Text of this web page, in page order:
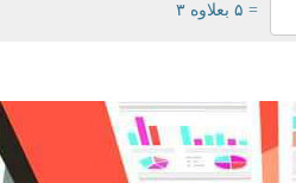
= ۵ بعلاوه ۳